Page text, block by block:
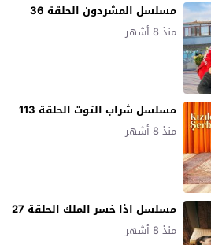
مسلسل المشردون الحلقة 36
منذ 8 أشهر
مسلسل شراب التوت الحلقة 113
منذ 8 أشهر
مسلسل اذا خسر الملك الحلقة 27
منذ 8 أشهر